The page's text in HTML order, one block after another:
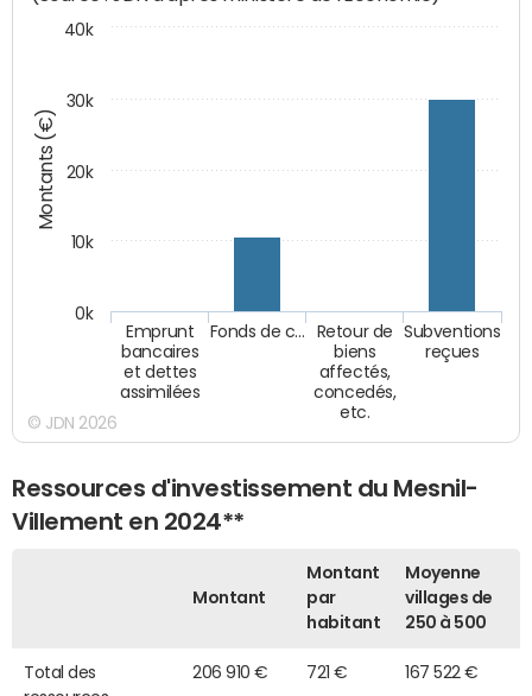
Montants (€)
Emprunt
bancaires
et dettes
assimilées
Fonds de c…
Retour de
biens
affectés,
concedés,
etc.
Subventions
reçues
0k
10k
20k
30k
40k
© JDN 2026
Ressources d'investissement du Mesnil-
Villement en 2024**
Montant
Montant
par
habitant
Moyenne
villages de
250 à 500
Total des
206 910 € 721 € 167 522 €